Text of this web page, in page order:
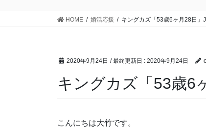
HOME 婚活応援 キングカズ「53歳6ヶ月28日」
2020年9月24日 / 最終更新日 : 2020年9月24日
キングカズ「53歳6
こんにちは大竹です。